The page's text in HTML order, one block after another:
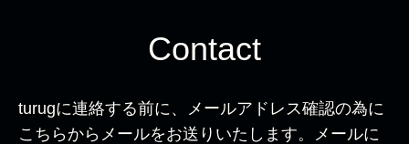
Contact
turugに連絡する前に、メールアドレス確認の為に
こちらからメールをお送りいたします。メールに